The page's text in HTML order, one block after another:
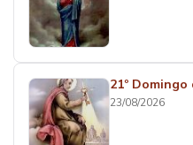
21º
23/08/2026